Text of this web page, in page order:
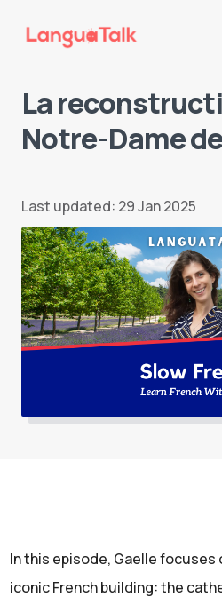
La
Notre-Dame
Last updated: 29 Jan 2025
In this episode, Gaelle focuses
iconic French building: the